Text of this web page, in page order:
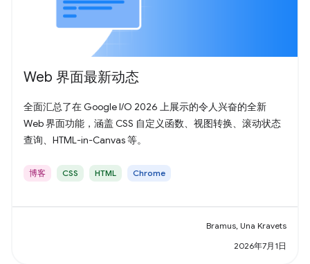
Web 界面最新动态
全面汇总了在 Google I/O 2026 上展示的令人兴奋的全新
Web 界面功能，涵盖 CSS 自定义函数、视图转换、滚动状态
查询、HTML-in-Canvas 等。
博客 CSS HTML Chrome
Bramus, Una Kravets
2026年7月1日